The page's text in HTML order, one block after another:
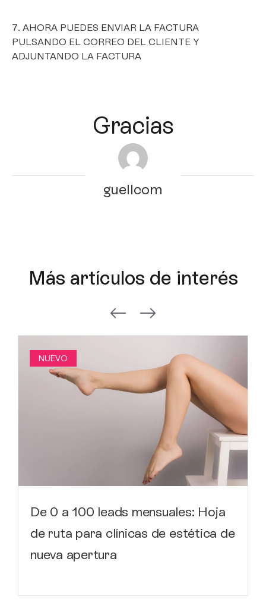
7. AHORA PUEDES ENVIAR LA FACTURA
PULSANDO EL CORREO DEL CLIENTE Y
ADJUNTANDO LA FACTURA
Gracias
guellcom
Más artículos de interés
NUEVO
De 0 a 100 leads mensuales: Hoja
de ruta para clínicas de estética de
nueva apertura